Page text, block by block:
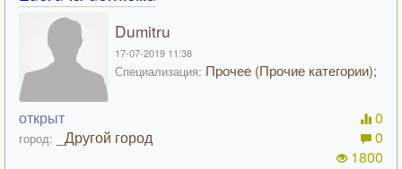
Dumitru
17-07-2019 11:38
Специализация: Прочее (Прочие категории);
открыт
город: _Другой город
0
0
1800